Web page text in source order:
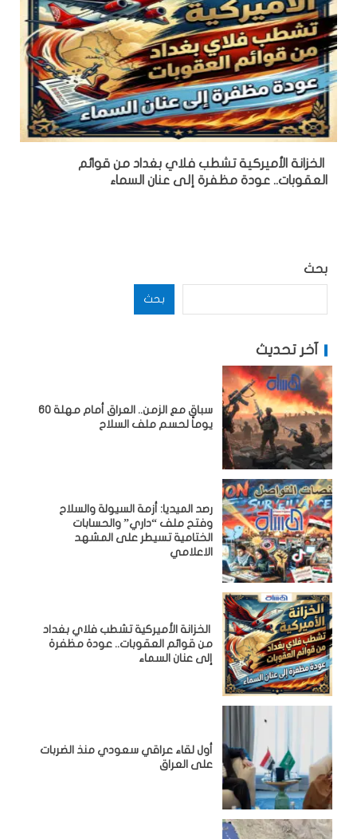
الخزانة الأميركية تشطب فلاي بغداد من قوائم
العقوبات.. عودة مظفرة إلى عنان السماء
بحث
بحث
آخر تحديث
سباق مع الزمن.. العراق أمام مهلة 60
يوماً لحسم ملف السلاح
رصد الميديا: أزمة السيولة والسلاح
وفتح ملف “داري” والحسابات
الختامية تسيطر على المشهد
الاعلامي
الخزانة الأميركية تشطب فلاي بغداد
من قوائم العقوبات.. عودة مظفرة
إلى عنان السماء
أول لقاء عراقي سعودي منذ الضربات
على العراق